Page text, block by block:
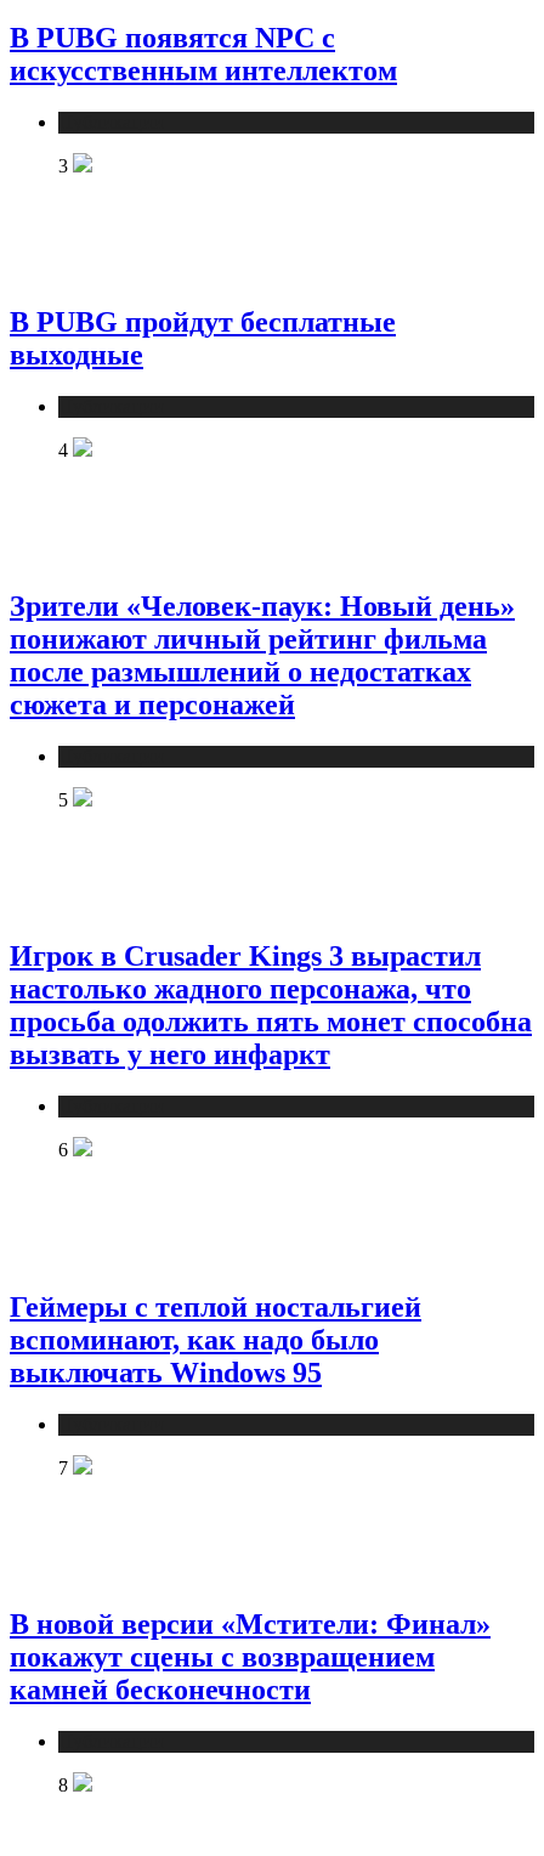
В PUBG появятся NPC с
искусственным интеллектом
3
В PUBG пройдут бесплатные
выходные
4
Зрители «Человек-паук: Новый день»
понижают личный рейтинг фильма
после размышлений о недостатках
сюжета и персонажей
5
Игрок в Crusader Kings 3 вырастил
настолько жадного персонажа, что
просьба одолжить пять монет способна
вызвать у него инфаркт
6
Геймеры с теплой ностальгией
вспоминают, как надо было
выключать Windows 95
7
В новой версии «Мстители: Финал»
покажут сцены с возвращением
камней бесконечности
8